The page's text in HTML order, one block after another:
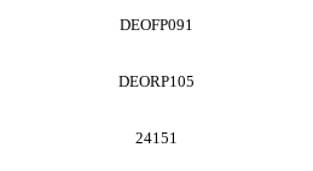
DEOFP091
DEORP105
24151